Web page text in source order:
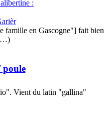
:
famille en Gascogne"] fait bien
poule
Vient du latin "gallina"